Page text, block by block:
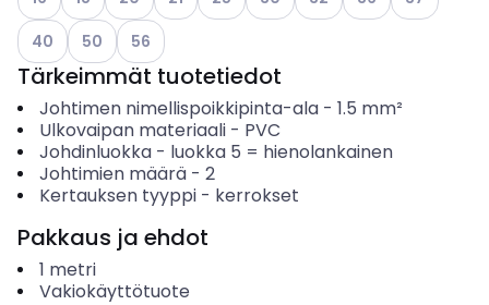
Katso käytettävissä olevat vaihtoehdot
40 Katso käytettävissä olevat vaihtoehdot
50 Katso käytettävissä olevat vaihtoehdot
56
Tärkeimmät tuotetiedot
Johtimen nimellispoikkipinta-ala- 1.5 mm²
Ulkovaipan materiaali- PVC
Johdinluokka- luokka 5 = hienolankainen
Johtimien määrä- 2
Kertauksen tyyppi- kerrokset
Pakkaus ja ehdot
1 metri
Vakiokäyttötuote